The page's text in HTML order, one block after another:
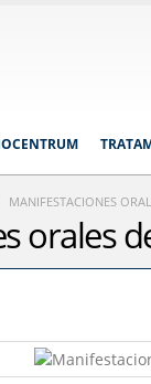
MANIFESTACIONES
orales